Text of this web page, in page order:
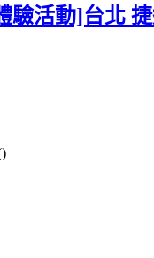
驗活動]台北
)